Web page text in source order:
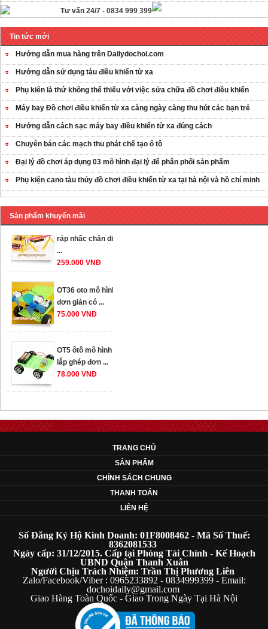
Tư vấn 24/7 - 0834 999 399
Tin tức mới
Hướng dẫn mua hàng trên Dailydochoi.com
Hướng dẫn sử dụng tàu điều khiển từ xa
Phụ kiên là thứ không thể thiếu với việc sửa chữa đồ chơi điều khiển
Máy bay Đồ chơi điều khiển từ xa càng ngày càng thu hút các bạn trẻ
Hướng dẫn cách sạc máy bay điều khiển từ xa đúng cách
Chuyên bán các mạch thu phát chế tạo ô tô
Đại lý đồ chơi áp dụng 03 mô hình đại lý để phân phối sản phẩm
Phụ kiện cano tàu thủy đồ chơi điều khiển từ xa tại hà nội và hồ chí minh
Sản phẩm khuyến mãi
OT35 robot lắp
ráp nhấc chân di
259.000 VNĐ
OT36 oto mô hình
đơn giản có ...
75.000 VNĐ
OT5 ôtô mô hình
lắp ghép đơn ...
78.000 VNĐ
đơn giản cho ...
352.000 VNĐ
OT35 robot lắp
ráp nhấc chân di
OT36 oto mô hình
đơn giản có ...
75.000 VNĐ
OT5 ôtô mô hình
lắp ghép đơn ...
78.000 VNĐ
TRANG CHỦ
SẢN PHẨM
CHÍNH SÁCH CHUNG
THANH TOÁN
LIÊN HỆ
Số Đăng Ký Hộ Kinh Doanh: 01F8008462 - Mã Số Thuế:
8362081533
Ngày cấp: 31/12/2015. Cấp tại Phòng Tài Chính - Kế Hoạch
UBND Quận Thanh Xuân
Người Chịu Trách Nhiệm: Trần Thị Phương Liên
Zalo/Facebook/Viber : 0965233892 - 0834999399 - Email:
dochoidaily@gmail.com
Giao Hàng Toàn Quốc - Giao Trong Ngày Tại Hà Nội